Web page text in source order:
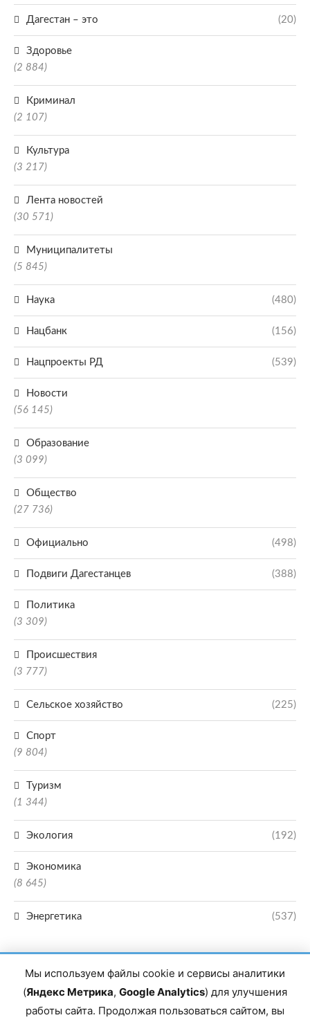
Дагестан – это (20)
Здоровье
(2 884)
Криминал
(2 107)
Культура
(3 217)
Лента новостей
(30 571)
Муниципалитеты
(5 845)
Наука (480)
Нацбанк (156)
Нацпроекты РД (539)
Новости
(56 145)
Образование
(3 099)
Общество
(27 736)
Официально (498)
Подвиги Дагестанцев (388)
Политика
(3 309)
Происшествия
(3 777)
Сельское хозяйство (225)
Спорт
(9 804)
Туризм
(1 344)
Экология (192)
Экономика
(8 645)
Энергетика (537)
Главный редактор сетевого издания Магомаев Тимур Нухович. Контакты
Мы используем файлы cookie и сервисы аналитики
(Яндекс Метрика, Google Analytics) для улучшения
работы сайта. Продолжая пользоваться сайтом, вы